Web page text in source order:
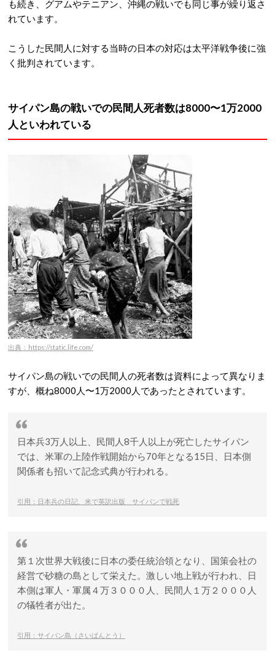
も続き、グアムやテニアン、沖縄の戦いでも同じ事が繰り返さ
れています。
こうした民間人に対する当時の日本の対応は太平洋戦争後に強
く批判されています。
サイパン島の戦いでの民間人死者数は8000〜1万2000
人といわれている
出典：https://static.life.com/
サイパン島の戦いでの民間人の死者数は資料によって異なりま
すが、概ね8000人〜1万2000人であったとされています。
日本兵3万人以上、民間人8千人以上が死亡したサイパン
では、米軍の上陸作戦開始から70年となる15日、日本側
関係者も招いて記念式典が行われる。
引用：日本兵の日記、米で英訳出版 サイパンで戦死
第１次世界大戦後に日本の委任統治領となり、国策会社の
経営で砂糖の島として栄えた。激しい地上戦が行われ、日
本側は軍人・軍属４万３０００人、民間人１万２０００人
の犠牲者が出た。
引用：サイパン島（さいぱんとう）